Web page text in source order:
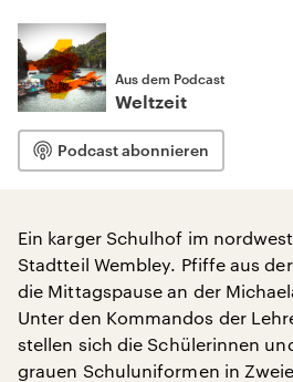
Aus dem Podcast
Weltzeit
Podcast abonnieren
Ein karger Schulhof im
Stadtteil Wembley. Pfiffe aus
die Mittagspause an der
Unter den Kommandos der
stellen sich die Schülerinnen
grauen Schuluniformen in